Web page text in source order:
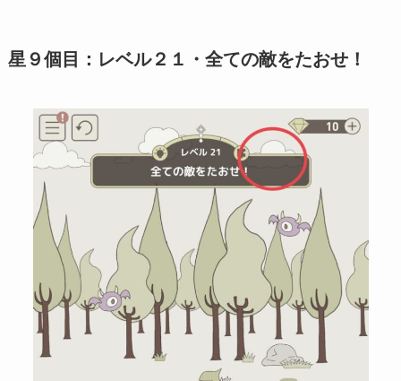
星９個目：レベル２１・全ての敵をたおせ！